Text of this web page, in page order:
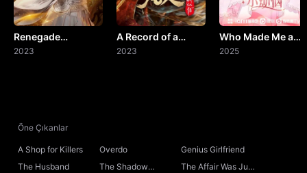
Renegade
Immortal
2023
A Record of a
Mortal's Journey
2023
Who Made Me a
Princess
2025
Öne Çıkanlar
A Shop for Killers Overdo
Genius Girlfriend
The Husband
The Shadow
The Affair Was Just